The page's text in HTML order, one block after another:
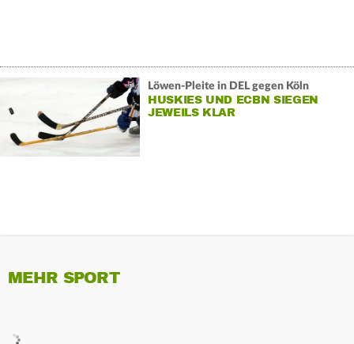
Löwen-Pleite in DEL gegen Köln
HUSKIES UND ECBN SIEGEN
JEWEILS KLAR
MEHR SPORT